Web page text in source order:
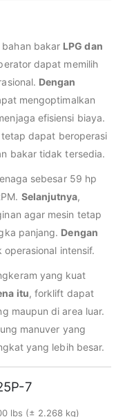
bahan bakar LPG dan
dapat memilih
Dengan
mengoptimalkan
efisiensi biaya.
dapat beroperasi
bakar tidak tersedia.
sebesar 59 hp
Selanjutnya,
agar mesin tetap
panjang. Dengan
intensif.
yang kuat
itu, forklift dapat
maupun di area luar.
manuver yang
yang lebih besar.
7
lbs (± 2.268 kg)